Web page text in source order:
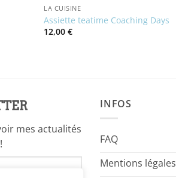
LA CUISINE
Assiette teatime Coaching Days
12,00€
mes actualités
INFOS
FAQ
Mentions légales